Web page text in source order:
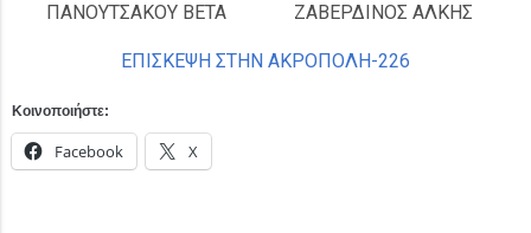
ΠΑΝΟΥΤΣΑΚΟΥ ΒΕΤΑ ΖΑΒΕΡΔΙΝΟΣ ΑΛΚΗΣ
ΕΠΙΣΚΕΨΗ ΣΤΗΝ ΑΚΡΟΠΟΛΗ-226
Κοινοποιήστε:
Facebook X